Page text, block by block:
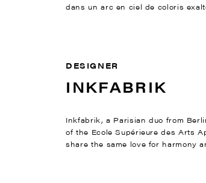
dans un arc en ciel de coloris
DESIGNER
INKFABRIK
Inkfabrik, a Parisian duo from
of the Ecole Supérieure des Arts
share the same love for harmony